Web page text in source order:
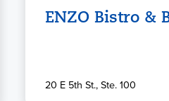
ENZO Bistro &
20 E 5th St., Ste. 100